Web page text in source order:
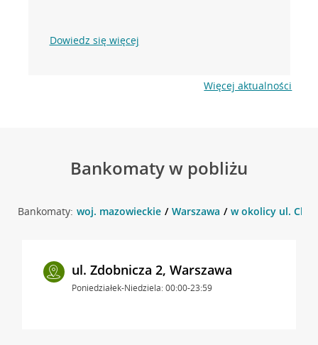
Dowiedz się więcej
Więcej aktualności
Bankomaty w pobliżu
Bankomaty: woj. mazowieckie Warszawa w okolicy ul.
ul. Zdobnicza 2, Warszawa
Poniedziałek-Niedziela: 00:00-23:59